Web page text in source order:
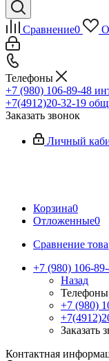
Сравнение0
Телефоны
+7 (980) 106-89-48
+7(4912)20-32-19
Заказать звонок
Личный
Корзина0
Отложенные0
Сравнение
+7 (980) 106-
Назад
Телефоны
+7 (980)
Заказать
Контактная